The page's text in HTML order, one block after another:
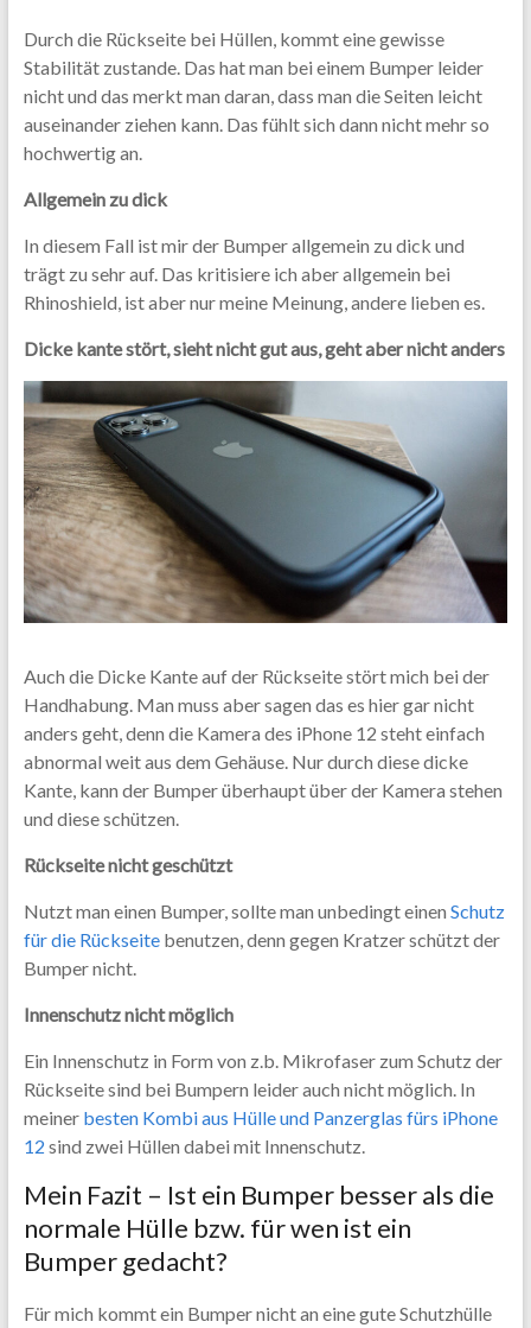
Durch die Rückseite bei Hüllen, kommt eine gewisse
Stabilität zustande. Das hat man bei einem Bumper leider
nicht und das merkt man daran, dass man die Seiten leicht
auseinander ziehen kann. Das fühlt sich dann nicht mehr so
hochwertig an.
Allgemein zu dick
In diesem Fall ist mir der Bumper allgemein zu dick und
trägt zu sehr auf. Das kritisiere ich aber allgemein bei
Rhinoshield, ist aber nur meine Meinung, andere lieben es.
Dicke kante stört, sieht nicht gut aus, geht aber nicht anders
Auch die Dicke Kante auf der Rückseite stört mich bei der
Handhabung. Man muss aber sagen das es hier gar nicht
anders geht, denn die Kamera des iPhone 12 steht einfach
abnormal weit aus dem Gehäuse. Nur durch diese dicke
Kante, kann der Bumper überhaupt über der Kamera stehen
und diese schützen.
Rückseite nicht geschützt
Nutzt man einen Bumper, sollte man unbedingt einen Schutz
für die Rückseitebenutzen, denn gegen Kratzer schützt der
Bumper nicht.
Innenschutz nicht möglich
Ein Innenschutz in Form von z.b. Mikrofaser zum Schutz der
Rückseite sind bei Bumpern leider auch nicht möglich. In
meiner besten Kombi aus Hülle und Panzerglas fürs iPhone
12 sind zwei Hüllen dabei mit Innenschutz.
Mein Fazit – Ist ein Bumper besser als die
normale Hülle bzw. für wen ist ein
Bumper gedacht?
Für mich kommt ein Bumper nicht an eine gute Schutzhülle